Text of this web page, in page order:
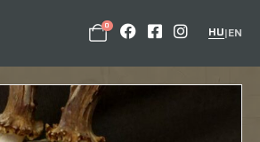
0
HU EN